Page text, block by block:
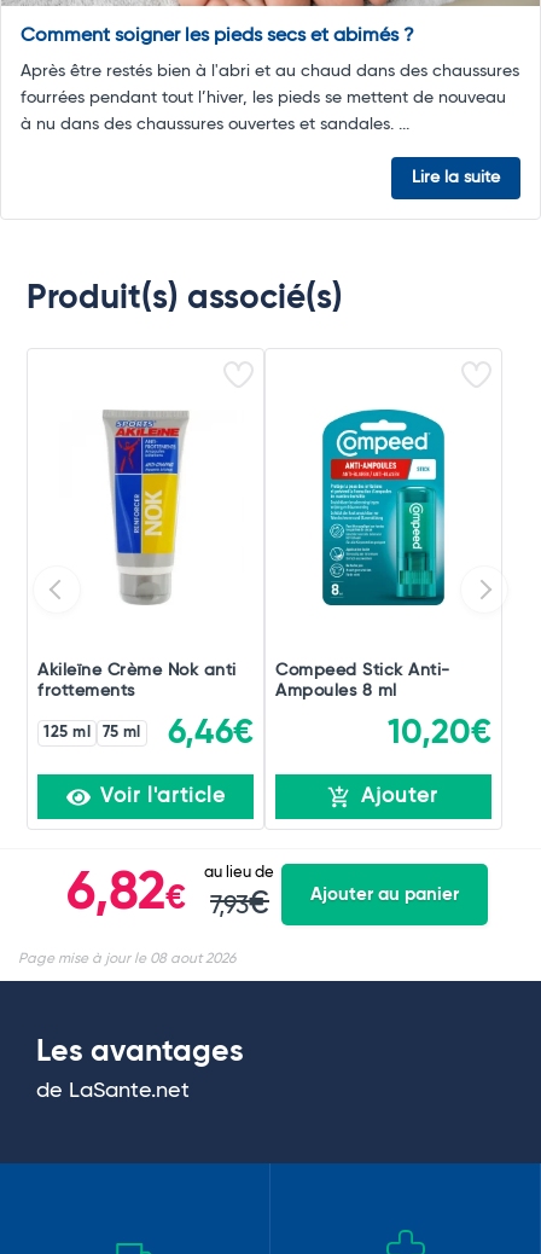
Comment soigner les pieds secs et abimés ?
Après être restés bien à l'abri et au chaud dans des chaussures
fourrées pendant tout l’hiver, les pieds se mettent de nouveau
à nu dans des chaussures ouvertes et sandales. ...
Lire la suite
Produit(s) associé(s)
Akileïne Crème Nok anti
frottements
125 ml 75 ml 6,46€
Voir l'article
Compeed Stick Anti-
Ampoules 8 ml
10,20€
Ajouter
6,82€
au lieu de
7,93€ Ajouter au panier
Page mise à jour le 08 aout 2026
Les avantages
de LaSante.net